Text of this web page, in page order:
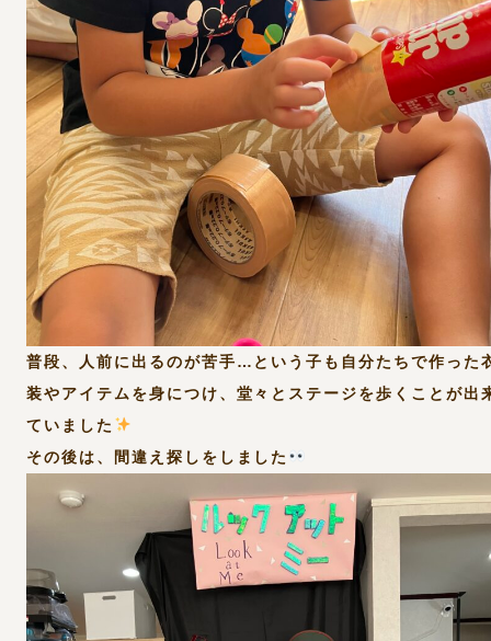
普段、人前に出るのが苦手…という子も自分たちで作った
装やアイテムを身につけ、堂々とステージを歩くことが出
ていました
その後は、間違え探しをしました